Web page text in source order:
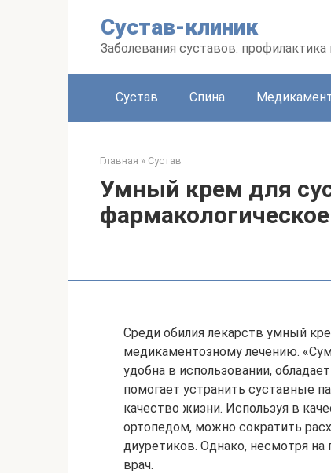
Сустав-клиник
Заболевания суставов: профилактика
Сустав Спина
Главная » Сустав
Умный крем для
Среди обилия лекарств умный
медикаментозному лечению.
удобна в использовании,
помогает устранить суставные
качество жизни. Используя в
ортопедом, можно сократить
диуретиков. Однако, несмотря
врач.